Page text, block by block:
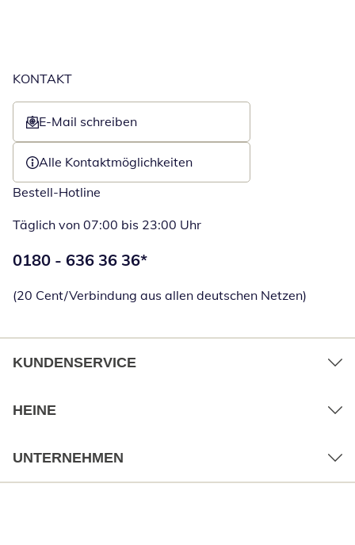
KONTAKT
E-Mail schreiben
Öffnet E-Mail-Client
Alle Kontaktmöglichkeiten
Bestell-Hotline
Täglich von 07:00 bis 23:00 Uhr
Telefonnummer:
0180 - 636 36 36*
(20 Cent/Verbindung aus allen deutschen Netzen)
KUNDENSERVICE
HEINE
UNTERNEHMEN